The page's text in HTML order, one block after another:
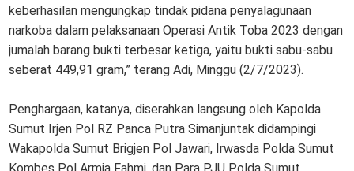
keberhasilan mengungkap tindak pidana penyalagunaan
narkoba dalam pelaksanaan Operasi Antik Toba 2023 dengan
jumalah barang bukti terbesar ketiga, yaitu bukti sabu-sabu
seberat 449,91 gram,” terang Adi, Minggu (2/7/2023).
Penghargaan, katanya, diserahkan langsung oleh Kapolda
Sumut Irjen Pol RZ Panca Putra Simanjuntak didampingi
Wakapolda Sumut Brigjen Pol Jawari, Irwasda Polda Sumut